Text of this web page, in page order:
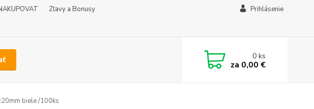
Zľavy a Bonusy
Prihlásenie
0ks
za 0,00 €
biele /100ks